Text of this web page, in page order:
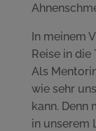
In meinem
Reise in die
Als
wie sehr
kann. Denn
in unserem